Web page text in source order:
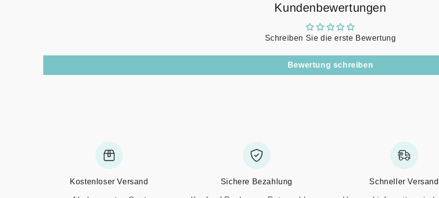
Kundenbewertungen
Schreiben Sie die erste Bewertung
Bewertung schreiben
Kostenloser Versand Sichere Bezahlung Schneller Versand